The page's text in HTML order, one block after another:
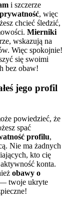
i szczerze
prywatność, więc
chcieć śledzić,
Mierniki
wskazują na
Więc spokojnie!
się swoimi
bez obaw!
jego profil
powiedzieć, że
spać
profilu,
Nie ma żadnych
kto cię
konta.
obawy o
twoje ukryte